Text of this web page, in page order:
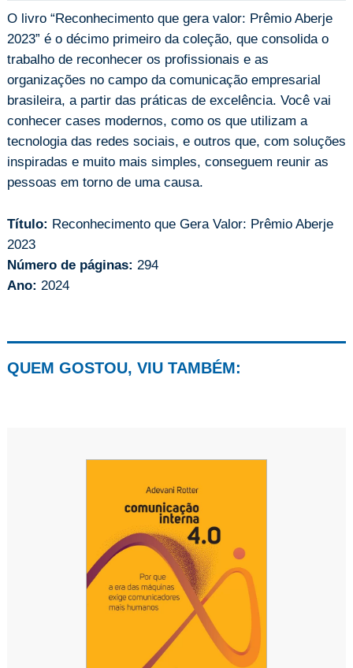
O livro “Reconhecimento que gera valor: Prêmio Aberje
2023” é o décimo primeiro da coleção, que consolida o
trabalho de reconhecer os profissionais e as
organizações no campo da comunicação empresarial
brasileira, a partir das práticas de excelência. Você vai
conhecer cases modernos, como os que utilizam a
tecnologia das redes sociais, e outros que, com soluções
inspiradas e muito mais simples, conseguem reunir as
pessoas em torno de uma causa.
Título: Reconhecimento que Gera Valor: Prêmio Aberje
2023
Número de páginas: 294
Ano: 2024
QUEM GOSTOU, VIU TAMBÉM: